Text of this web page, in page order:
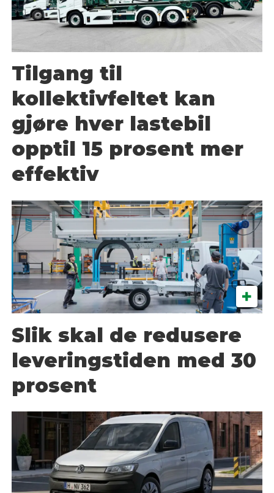
Tilgang til
kollektivfeltet kan
gjøre hver lastebil
opptil 15 prosent mer
effektiv
Slik skal de redusere
leveringstiden med 30
prosent